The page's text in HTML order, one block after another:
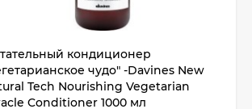
кондиционер
чудо" -Davines New
Tech Nourishing Vegetarian
Conditioner 1000 мл